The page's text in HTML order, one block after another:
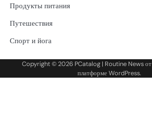
Продукты питания
Путешествия
Спорт и йога
Copyright © 2026 PCatalog | Routine News от
платформеWordPress.